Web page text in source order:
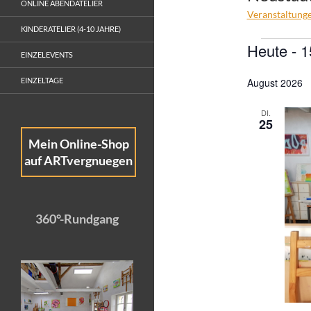
Heute -
a
August 2026
DI.
25
ONLINE ABENDATELIER
KINDERATELIER (4-10 JAHRE)
EINZELEVENTS
EINZELTAGE
Mein Online-Shop
auf ARTvergnuegen
360°-Rundgang